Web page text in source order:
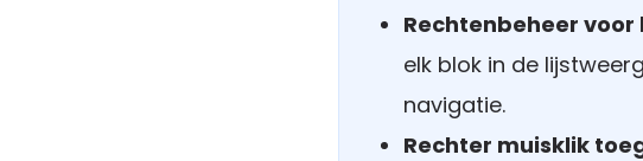
Rechtenbeheer
elk blok in de
navigatie.
Rechter muisklik